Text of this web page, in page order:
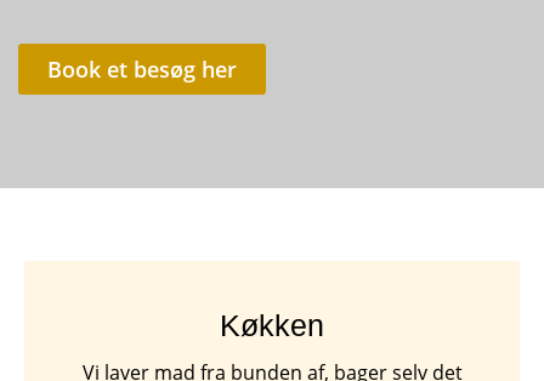
Book et besøg her
Køkken
Vi laver mad fra bunden af, bager selv det